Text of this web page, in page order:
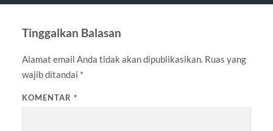
Tinggalkan Balasan
Alamat email Anda tidak akan dipublikasikan. Ruas yang
wajib ditandai *
KOMENTAR *